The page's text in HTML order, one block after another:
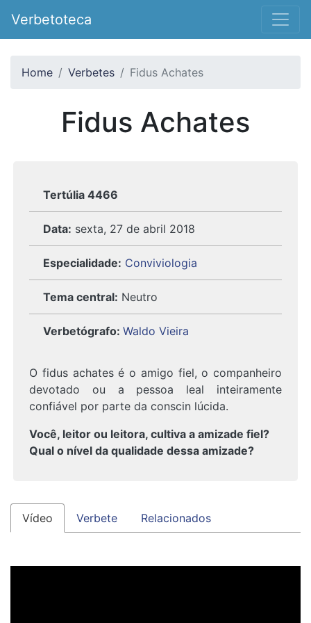
Verbetoteca
Home Verbetes Fidus Achates
Fidus Achates
Tertúlia 4466
Data: sexta, 27 de abril 2018
Especialidade: Conviviologia
Tema central: Neutro
Verbetógrafo: Waldo Vieira
O fidus achates é o amigo fiel, o companheiro
devotado ou a pessoa leal inteiramente
confiável por parte da conscin lúcida.
Você, leitor ou leitora, cultiva a amizade fiel?
Qual o nível da qualidade dessa amizade?
Vídeo Verbete Relacionados